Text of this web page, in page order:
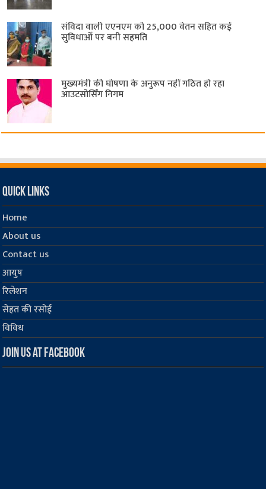
संविदा वाली एएनएम को 25,000 वेतन सहित कई
सुविधाओं पर बनी सहमति
मुख्यमंत्री की घोषणा के अनुरूप नहीं गठित हो रहा
आउटसोर्सिंग निगम
Quick Links
Home
About us
Contact us
आयुष
रिलेशन
सेहत की रसोई
विविध
Join us at Facebook